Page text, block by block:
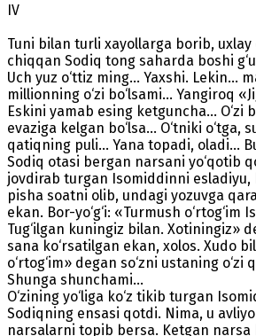
IV
Tuni bilan turli xayollarga borib, uxlay
chiqqan Sodiq tong saharda boshi
Uch yuz o‘ttiz ming... Yaxshi. Lekin...
millionning o‘zi bo‘lsami... Yangiroq
Eskini yamab esing ketguncha... O‘zi
evaziga kelgan bo‘lsa... O‘tniki o‘tga,
qatiqning puli... Yana topadi, oladi...
Sodiq otasi bergan narsani yo‘qotib
jovdirab turgan Isomiddinni
pisha soatni olib, undagi yozuvga
ekan. Bor-yo‘g‘i: «Turmush o‘rtog‘im
Tug‘ilgan kuningiz bilan. Xotiningiz»
sana ko‘rsatilgan ekan, xolos. Xudo
o‘rtog‘im» degan so‘zni ustaning o‘zi
Shunga shunchami...
O‘zining yo‘liga ko‘z tikib turgan
Sodiqning ensasi qotdi. Nima, u
narsalarni topib bersa. Ketgan narsa